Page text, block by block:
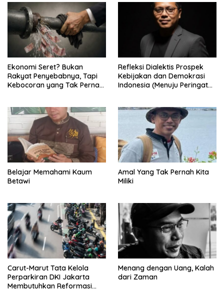
Ekonomi Seret? Bukan
Rakyat Penyebabnya, Tapi
Kebocoran yang Tak Pernah
Refleksi Dialektis Prospek
Kebijakan dan Demokrasi
Indonesia (Menuju Peringatan
Belajar Memahami Kaum
Betawi
Amal Yang Tak Pernah Kita
Miliki
Carut-Marut Tata Kelola
Perparkiran DKI Jakarta
Membutuhkan Reformasi
Menang dengan Uang, Kalah
dari Zaman